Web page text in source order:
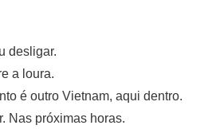
desligar.
a loura.
é outro Vietnam, aqui dentro.
Nas próximas horas.